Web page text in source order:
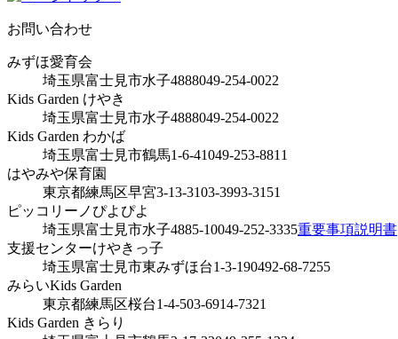
お問い合わせ
みずほ愛育会
埼玉県富士見市水子4888049-254-0022
Kids Garden けやき
埼玉県富士見市水子4888049-254-0022
Kids Garden わかば
埼玉県富士見市鶴馬1-6-41049-253-8811
はやみや保育園
東京都練馬区早宮3-13-3103-3993-3151
ピッコリーノぴよぴよ
埼玉県富士見市水子4885-10049-252-3335重要事項説明書
支援センターけやきっ子
埼玉県富士見市東みずほ台1-3-190492-68-7255
みらいKids Garden
東京都練馬区桜台1-4-503-6914-7321
Kids Garden きらり